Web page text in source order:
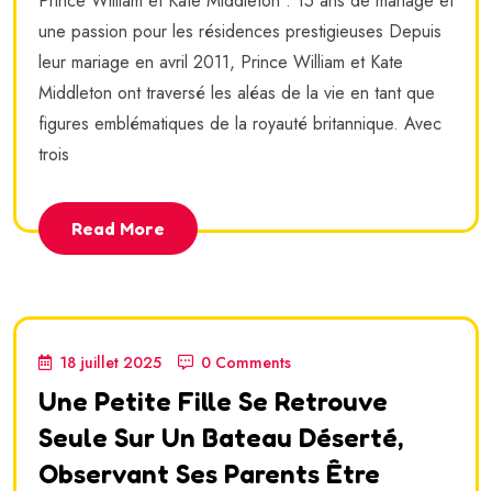
une passion pour les résidences prestigieuses Depuis
leur mariage en avril 2011, Prince William et Kate
Middleton ont traversé les aléas de la vie en tant que
figures emblématiques de la royauté britannique. Avec
trois
Read More
18 juillet 2025 0 Comments
Une Petite Fille Se Retrouve
Seule Sur Un Bateau Déserté,
Observant Ses Parents Être